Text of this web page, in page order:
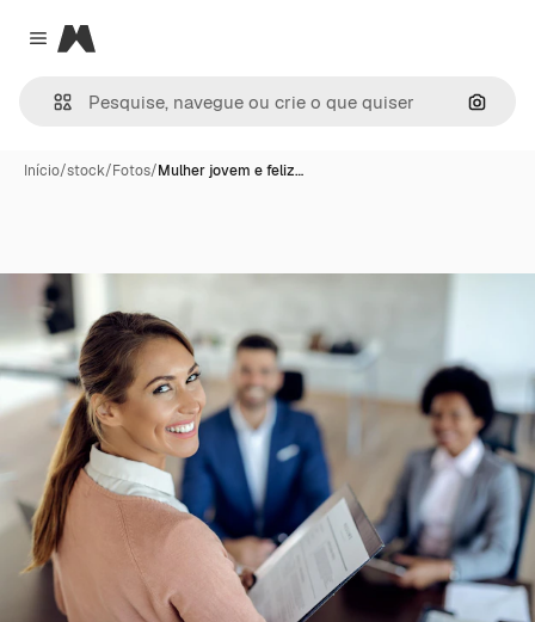
Close menu
Magnific
Início/stock/Fotos/Mulher jovem e feliz…